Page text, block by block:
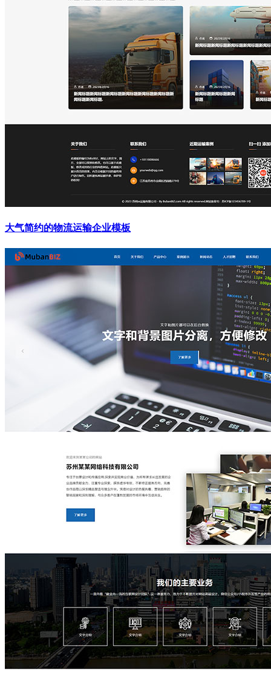
大气简约的物流运输企业模板